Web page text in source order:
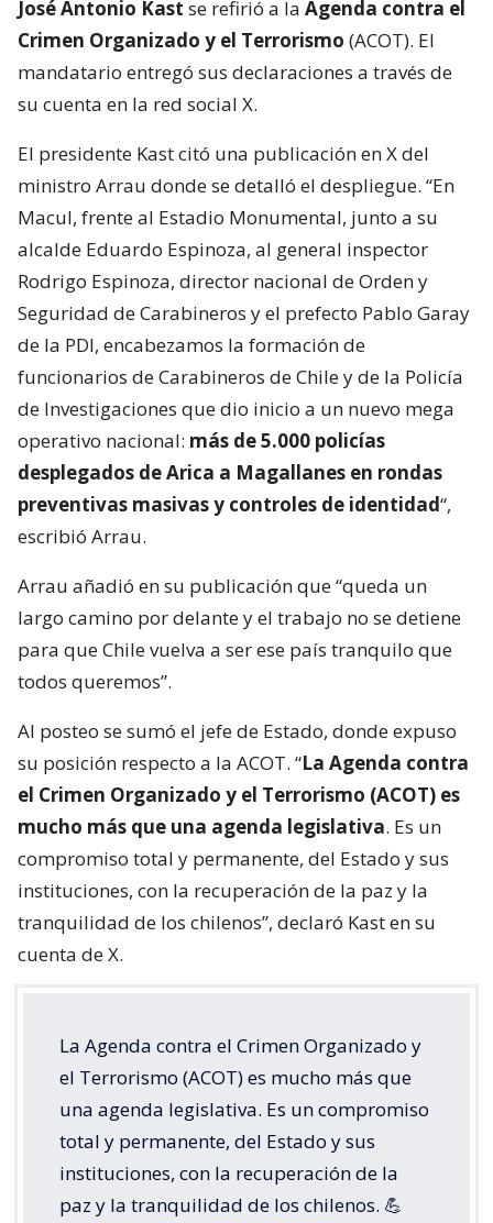
José Antonio Kast se refirió a la Agenda contra el
Crimen Organizado y el Terrorismo (ACOT). El
mandatario entregó sus declaraciones a través de
su cuenta en la red social X.
El presidente Kast citó una publicación en X del
ministro Arrau donde se detalló el despliegue. “En
Macul, frente al Estadio Monumental, junto a su
alcalde Eduardo Espinoza, al general inspector
Rodrigo Espinoza, director nacional de Orden y
Seguridad de Carabineros y el prefecto Pablo Garay
de la PDI, encabezamos la formación de
funcionarios de Carabineros de Chile y de la Policía
de Investigaciones que dio inicio a un nuevo mega
operativo nacional: más de 5.000 policías
desplegados de Arica a Magallanes en rondas
preventivas masivas y controles de identidad“,
escribió Arrau.
Arrau añadió en su publicación que “queda un
largo camino por delante y el trabajo no se detiene
para que Chile vuelva a ser ese país tranquilo que
todos queremos”.
Al posteo se sumó el jefe de Estado, donde expuso
su posición respecto a la ACOT. “La Agenda contra
el Crimen Organizado y el Terrorismo (ACOT) es
mucho más que una agenda legislativa. Es un
compromiso total y permanente, del Estado y sus
instituciones, con la recuperación de la paz y la
tranquilidad de los chilenos”, declaró Kast en su
cuenta de X.
La Agenda contra el Crimen Organizado y
el Terrorismo (ACOT) es mucho más que
una agenda legislativa. Es un compromiso
total y permanente, del Estado y sus
instituciones, con la recuperación de la
paz y la tranquilidad de los chilenos. 💪